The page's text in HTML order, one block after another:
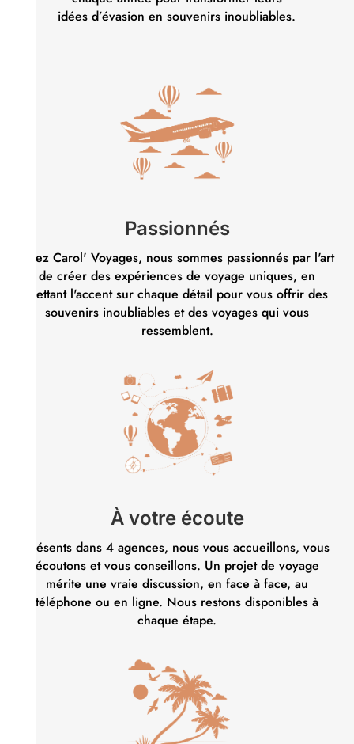
idées d’évasion en souvenirs inoubliables.
Passionnés
Chez Carol' Voyages, nous sommes passionnés par l'art
de créer des expériences de voyage uniques, en
mettant l'accent sur chaque détail pour vous offrir des
souvenirs inoubliables et des voyages qui vous
ressemblent.
À votre écoute
Présents dans 4 agences, nous vous accueillons, vous
écoutons et vous conseillons. Un projet de voyage
mérite une vraie discussion, en face à face, au
téléphone ou en ligne. Nous restons disponibles à
chaque étape.